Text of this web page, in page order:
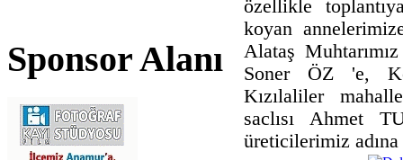
Sponsor Alanı
özellikle
koyan
Alataş
Soner ÖZ 'e,
Kızılaliler
saclısı Ahmet
üreticilerimiz